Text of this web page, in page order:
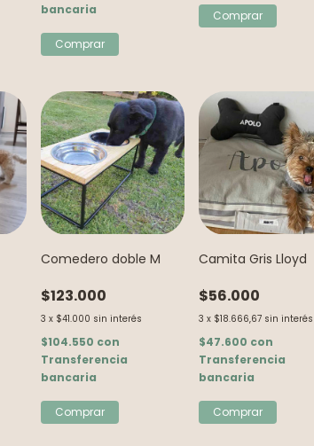
bancaria
Comprar
Comprar
Comedero doble M
$123.000
3 x $41.000 sin interés
$104.550 con
Transferencia
bancaria
Camita Gris Lloyd
$56.000
3 x $18.666,67 sin interés
$47.600 con
Transferencia
bancaria
Comprar